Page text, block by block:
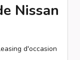
Nissan
d'occasion